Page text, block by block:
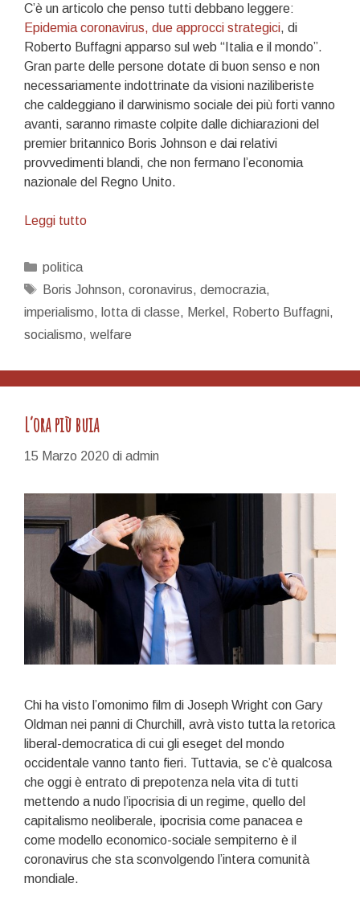
C’è un articolo che penso tutti debbano leggere:
Epidemia coronavirus, due approcci strategici, di
Roberto Buffagni apparso sul web “Italia e il mondo”.
Gran parte delle persone dotate di buon senso e non
necessariamente indottrinate da visioni naziliberiste
che caldeggiano il darwinismo sociale dei più forti vanno
avanti, saranno rimaste colpite dalle dichiarazioni del
premier britannico Boris Johnson e dai relativi
provvedimenti blandi, che non fermano l’economia
nazionale del Regno Unito.
Leggi tuttoCome
Categorie
politica
Tag
Boris Johnson, coronavirus, democrazia,
imperialismo, lotta di classe, Merkel , Roberto Buffagni,
socialismo, welfare
L’ora più buia
15 Marzo 2020 di admin
Chi ha visto l’omonimo film di Joseph Wright con Gary
Oldman nei panni di Churchill, avrà visto tutta la retorica
liberal-democratica di cui gli eseget del mondo
occidentale vanno tanto fieri. Tuttavia, se c’è qualcosa
che oggi è entrato di prepotenza nela vita di tutti
mettendo a nudo l’ipocrisia di un regime, quello del
capitalismo neoliberale, ipocrisia come panacea e
come modello economico-sociale sempiterno è il
coronavirus che sta sconvolgendo l’intera comunità
mondiale.